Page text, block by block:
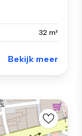
32 m²
Bekijk meer